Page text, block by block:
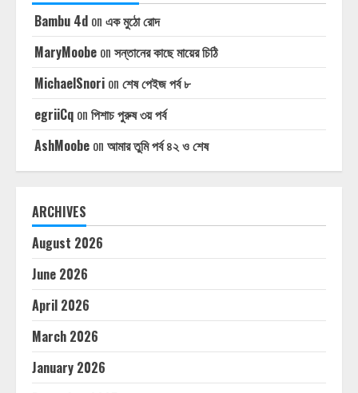
Bambu 4d on এক মুঠো রোদ
MaryMoobe on সন্তানের কাছে মায়ের চিঠি
MichaelSnori on শেষ পেইজ পর্ব ৮
egriiCq on পিশাচ পুরুষ ৩য় পর্ব
AshMoobe on আমার তুমি পর্ব ৪২ ও শেষ
ARCHIVES
August 2026
June 2026
April 2026
March 2026
January 2026